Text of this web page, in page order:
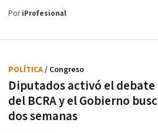
PoriProfesional
Diputados activó el
del BCRA y el Gobierno
dos semanas
POLÍTICA/ Congreso